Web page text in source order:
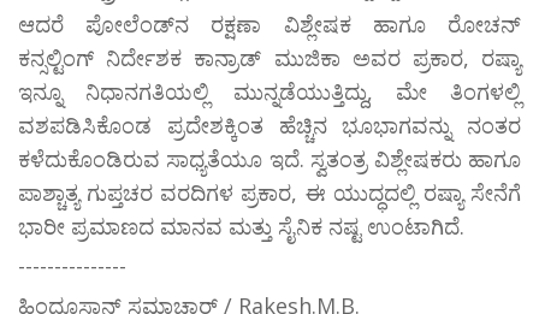
ಆದರೆ ಪೋಲೆಂಡ್‌ನ ರಕ್ಷಣಾ ವಿಶ್ಲೇಷಕ ಹಾಗೂ ರೋಚನ್
ಕನ್ಸಲ್ಟಿಂಗ್ ನಿರ್ದೇಶಕ ಕಾನ್ರಾಡ್ ಮುಜಿಕಾ ಅವರ ಪ್ರಕಾರ, ರಷ್ಯಾ
ಇನ್ನೂ ನಿಧಾನಗತಿಯಲ್ಲಿ ಮುನ್ನಡೆಯುತ್ತಿದ್ದು, ಮೇ ತಿಂಗಳಲ್ಲಿ
ವಶಪಡಿಸಿಕೊಂಡ ಪ್ರದೇಶಕ್ಕಿಂತ ಹೆಚ್ಚಿನ ಭೂಭಾಗವನ್ನು ನಂತರ
ಕಳೆದುಕೊಂಡಿರುವ ಸಾಧ್ಯತೆಯೂ ಇದೆ. ಸ್ವತಂತ್ರ ವಿಶ್ಲೇಷಕರು ಹಾಗೂ
ಪಾಶ್ಚಾತ್ಯ ಗುಪ್ತಚರ ವರದಿಗಳ ಪ್ರಕಾರ, ಈ ಯುದ್ಧದಲ್ಲಿ ರಷ್ಯಾ ಸೇನೆಗೆ
ಭಾರೀ ಪ್ರಮಾಣದ ಮಾನವ ಮತ್ತು ಸೈನಿಕ ನಷ್ಟ ಉಂಟಾಗಿದೆ.
---------------
ಹಿಂದೂಸ್ತಾನ್ ಸಮಾಚಾರ್ / Rakesh.M.B.